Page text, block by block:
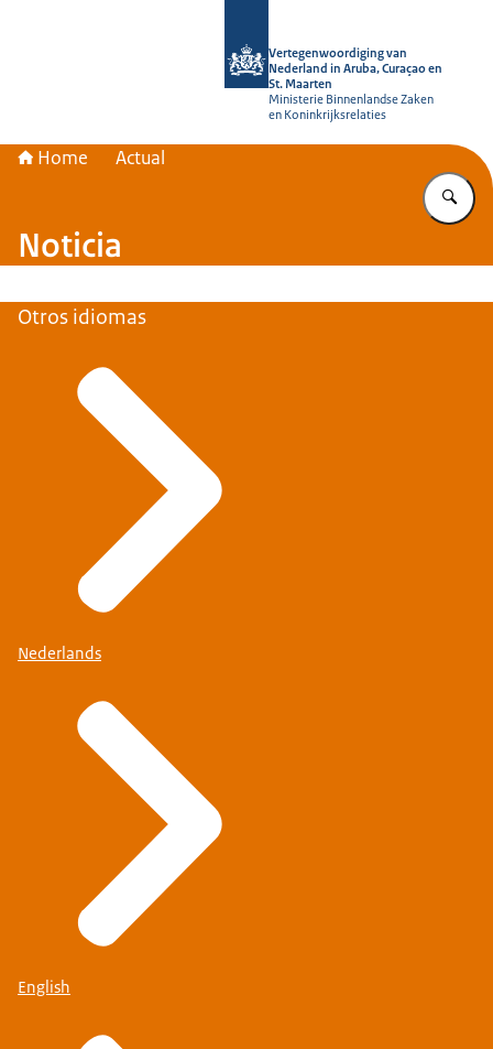
Vertegenwoordiging van
Nederland in Aruba, Curaçao en
St. Maarten
Ministerie Binnenlandse Zaken
en Koninkrijksrelaties
Home Actual
Noticia
Otros idiomas
Nederlands
English